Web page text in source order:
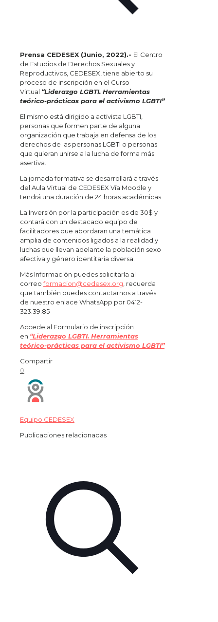
Prensa CEDESEX (Junio, 2022).- El Centro
de Estudios de Derechos Sexuales y
Reproductivos, CEDESEX, tiene abierto su
proceso de inscripción en el Curso
Virtual “Liderazgo LGBTI. Herramientas
teórico-prácticas para el activismo LGBTI”
El mismo está dirigido a activista LGBTI,
personas que formen parte de alguna
organización que trabaja en defensa de los
derechos de las personas LGBTI o personas
que quieran unirse a la lucha de forma más
asertiva.
La jornada formativa se desarrollará a través
del Aula Virtual de CEDESEX Vía Moodle y
tendrá una duración de 24 horas académicas.
La Inversión por la participación es de 30$ y
contará con un destacado equipo de
facilitadores que abordaran una temática
amplia de contenidos ligados a la realidad y
luchas que llevan adelante la población sexo
afectiva y género identitaria diversa.
Más Información puedes solicitarla al
correoformacion@cedesex.org , recuerda
que también puedes contactarnos a través
de nuestro enlace WhatsApp por 0412-
323.39.85
Accede al Formulario de inscripción
en “Liderazgo LGBTI. Herramientas
teórico-prácticas para el activismo LGBTI”
Compartir
0
Equipo CEDESEX
Publicaciones relacionadas